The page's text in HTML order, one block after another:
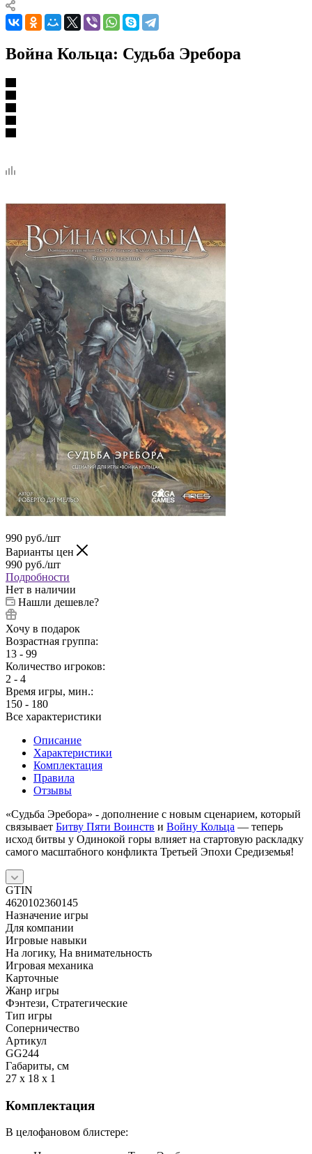
Война Кольца: Судьба Эребора
990 руб./шт
Варианты цен
990 руб./шт
Подробности
Нет в наличии
Нашли дешевле?
Хочу в подарок
Возрастная группа:
13 - 99
Количество игроков:
2 - 4
Время игры, мин.:
150 - 180
Все характеристики
Описание
Характеристики
Комплектация
Правила
Отзывы
«Судьба Эребора» - дополнение с новым сценарием, который
связывает Битву Пяти Воинств и Войну Кольца — теперь
исход битвы у Одинокой горы влияет на стартовую раскладку
самого масштабного конфликта Третьей Эпохи Средиземья!
GTIN
4620102360145
Назначение игры
Для компании
Игровые навыки
На логику, На внимательность
Игровая механика
Карточные
Жанр игры
Фэнтези, Стратегические
Тип игры
Соперничество
Артикул
GG244
Габариты, см
27 x 18 x 1
Комплектация
В целофановом блистере: